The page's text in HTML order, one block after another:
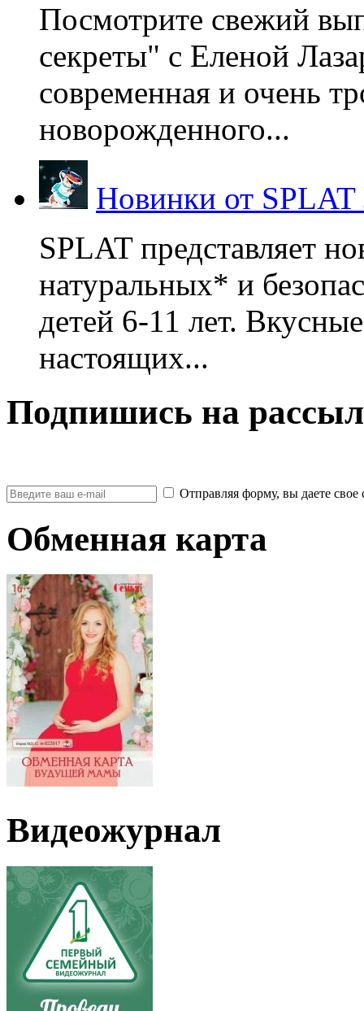
Посмотрите свежий
секреты" с Еленой
современная и очень
новорожденного...
Новинки от
SPLAT представляет
натуральных* и
детей 6-11 лет.
настоящих...
Подпишись на
Отправляя форму, вы даете
Обменная карта
Видеожурнал